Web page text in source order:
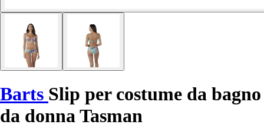
Barts Slip per costume da bagno
da donna Tasman